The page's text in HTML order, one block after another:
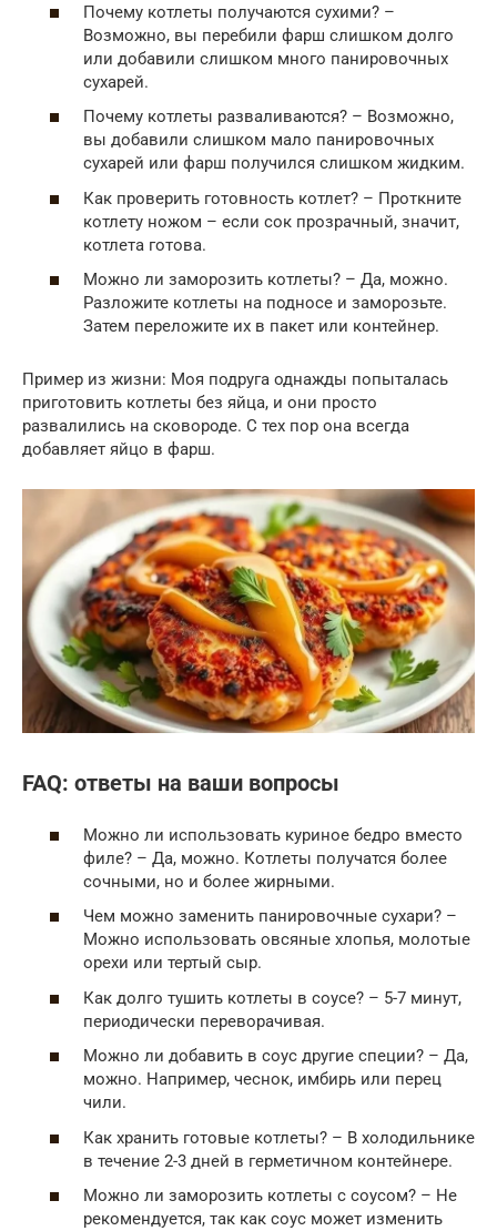
Почему котлеты получаются сухими? –
Возможно, вы перебили фарш слишком долго
или добавили слишком много панировочных
сухарей.
Почему котлеты разваливаются? – Возможно,
вы добавили слишком мало панировочных
сухарей или фарш получился слишком жидким.
Как проверить готовность котлет? – Проткните
котлету ножом – если сок прозрачный, значит,
котлета готова.
Можно ли заморозить котлеты? – Да, можно.
Разложите котлеты на подносе и заморозьте.
Затем переложите их в пакет или контейнер.
Пример из жизни: Моя подруга однажды попыталась
приготовить котлеты без яйца, и они просто
развалились на сковороде. С тех пор она всегда
добавляет яйцо в фарш.
FAQ: ответы на ваши вопросы
Можно ли использовать куриное бедро вместо
филе? – Да, можно. Котлеты получатся более
сочными, но и более жирными.
Чем можно заменить панировочные сухари? –
Можно использовать овсяные хлопья, молотые
орехи или тертый сыр.
Как долго тушить котлеты в соусе? – 5-7 минут,
периодически переворачивая.
Можно ли добавить в соус другие специи? – Да,
можно. Например, чеснок, имбирь или перец
чили.
Как хранить готовые котлеты? – В холодильнике
в течение 2-3 дней в герметичном контейнере.
Можно ли заморозить котлеты с соусом? – Не
рекомендуется, так как соус может изменить